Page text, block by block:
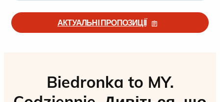
АКТУАЛЬНІ ПРОПОЗИЦІЇ
Biedronka to MY.